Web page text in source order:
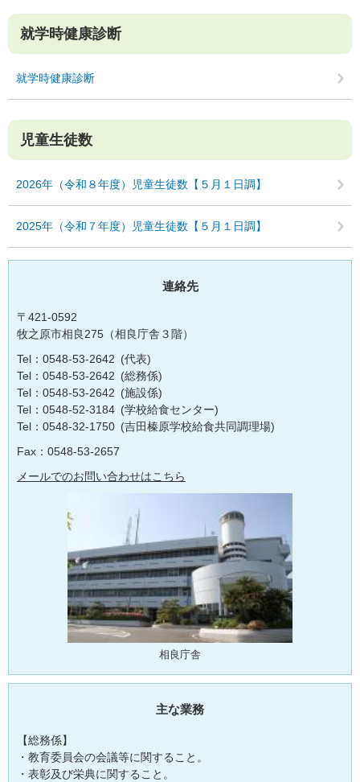
就学時健康診断
就学時健康診断
児童生徒数
2026年（令和８年度）児童生徒数【５月１日調】
2025年（令和７年度）児童生徒数【５月１日調】
連絡先
〒421-0592
牧之原市相良275（相良庁舎３階）
Tel：0548-53-2642
代表
Tel：0548-53-2642
総務係
Tel：0548-53-2642
施設係
Tel：0548-52-3184
学校給食センター
Tel：0548-32-1750
吉田榛原学校給食共同調理場
Fax：0548-53-2657
メールでのお問い合わせはこちら
相良庁舎
主な業務
【総務係】
・教育委員会の会議等に関すること。
・表彰及び栄典に関すること。